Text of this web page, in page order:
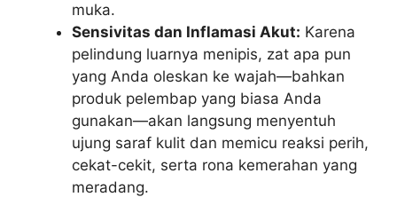
muka.
Sensivitas dan Inflamasi Akut: Karena
pelindung luarnya menipis, zat apa pun
yang Anda oleskan ke wajah—bahkan
produk pelembap yang biasa Anda
gunakan—akan langsung menyentuh
ujung saraf kulit dan memicu reaksi perih,
cekat-cekit, serta rona kemerahan yang
meradang.